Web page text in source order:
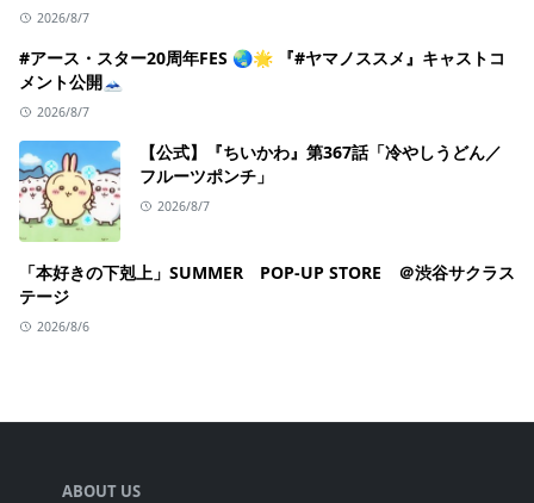
2026/8/7
#アース・スター20周年FES 🌏🌟 『#ヤマノススメ』キャストコ
メント公開🗻
2026/8/7
【公式】『ちいかわ』第367話「冷やしうどん／
フルーツポンチ」
2026/8/7
「本好きの下剋上」SUMMER POP-UP STORE ＠渋谷サクラス
テージ
2026/8/6
ABOUT US